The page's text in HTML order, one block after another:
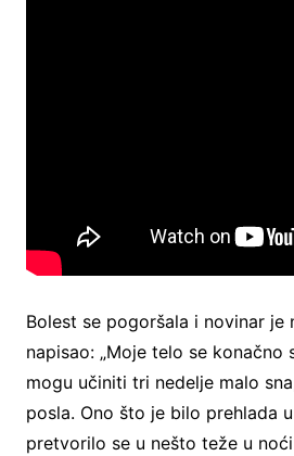
Bolest se pogoršala i novinar je
napisao: „Moje telo se konačno
mogu učiniti tri nedelje malo
posla. Ono što je bilo prehlada
pretvorilo se u nešto teže u